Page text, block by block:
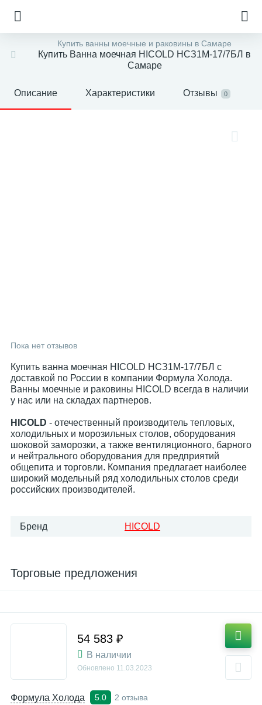
Купить ванны моечные и раковины в Самаре
Купить Ванна моечная HICOLD НСЗ1М-17/7БЛ в
Самаре
Описание Характеристики Отзывы 0
Пока нет отзывов
Купить ванна моечная HICOLD НСЗ1М-17/7БЛ с
доставкой по России в компании Формула Холода.
Ванны моечные и раковины HICOLD всегда в наличии
у нас или на складах партнеров.
HICOLD - отечественный производитель тепловых,
холодильных и морозильных столов, оборудования
шоковой заморозки, а также вентиляционного, барного
и нейтрального оборудования для предприятий
общепита и торговли. Компания предлагает наиболее
широкий модельный ряд холодильных столов среди
российских производителей.
Бренд HICOLD
Торговые предложения
Формула Холода 5.0
2 отзыва
54 583 ₽
В наличии
Обновлено 11.03.2023